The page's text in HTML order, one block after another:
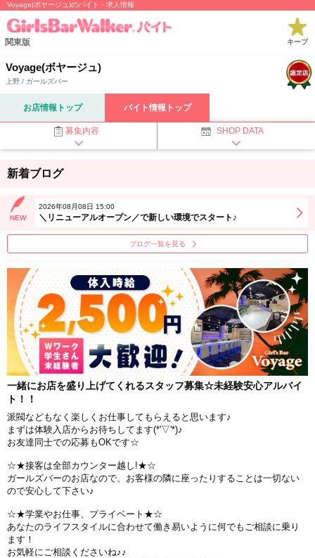
Voyage(ボヤージュ)のバイト・求人情報
関東版 キープ
Voyage(ボヤージュ)
上野 / ガールズバー
お店情報トップ バイト情報トップ
募集内容 SHOP DATA
新着ブログ
NEW
2026年08月08日 15:00
＼リニューアルオープン／で新しい環境でスタート♪
ブログ一覧を見る
一緒にお店を盛り上げてくれるスタッフ募集☆未経験安心アルバイ
ト！！
派閥などもなく楽しくお仕事してもらえると思います♪
まずは体験入店からお待ちしてます(*'▽'*)♪
お友達同士での応募もOKです☆
☆★接客は全部カウンター越し!★☆
ガールズバーのお店なので、お客様の隣に座ったりすることは一切ない
ので安心して下さい♪
☆★学業やお仕事、プライベート★☆
あなたのライフスタイルに合わせて働き易いように何でもご相談に乗り
ます！
お気軽にご相談くださいね♪♪